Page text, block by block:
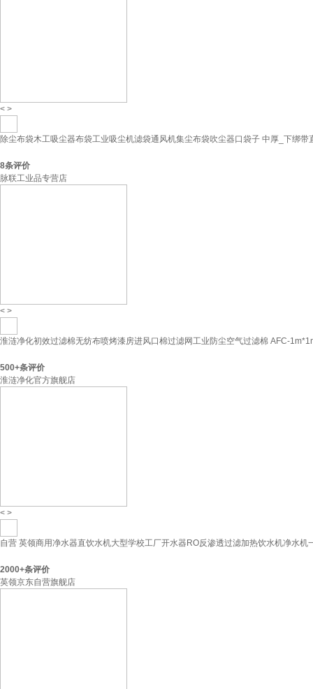
< >
除尘布袋木工吸尘器布袋工业吸尘机滤袋通风机集尘布袋吹尘器口袋子 中厚_下绑
8条评价
脉联工业品专营店
< >
淮涟净化初效过滤棉无纺布喷烤漆房进风口棉过滤网工业防尘空气过滤棉 AFC-
500+条评价
淮涟净化官方旗舰店
< >
自营 英领商用净水器直饮水机大型学校工厂开水器RO反渗透过滤加热饮水机净水机
2000+条评价
英领京东自营旗舰店